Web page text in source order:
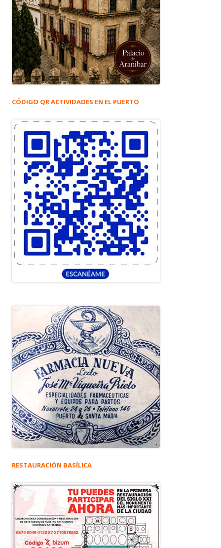
CÓDIGO QR ACTIVIDADES EN EL PUERTO
RESTAURACIÓN BASÍLICA